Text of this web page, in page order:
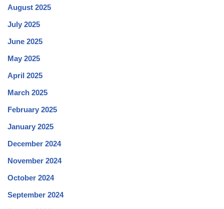
August 2025
July 2025
June 2025
May 2025
April 2025
March 2025
February 2025
January 2025
December 2024
November 2024
October 2024
September 2024